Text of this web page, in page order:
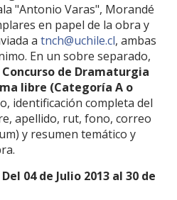
"Antonio Varas", Morandé
en papel de la obra y
a tnch@uchile.cl, ambas
En un sobre separado,
Concurso de Dramaturgia
libre (Categoría A o
identificación completa del
apellido, rut, fono, correo
y resumen temático y
Del 04 de Julio 2013 al 30 de